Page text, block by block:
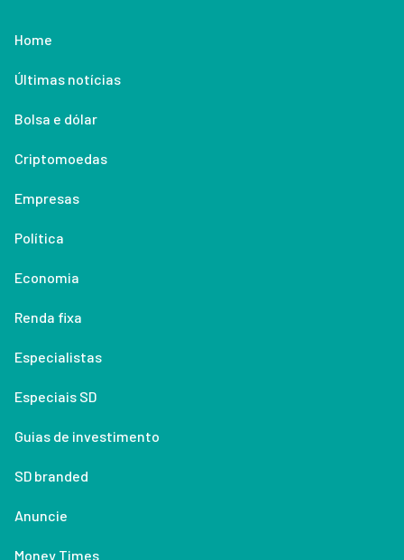
Home
Últimas notícias
Bolsa e dólar
Criptomoedas
Empresas
Política
Economia
Renda fixa
Especialistas
Especiais SD
Guias de investimento
SD branded
Anuncie
Money Times